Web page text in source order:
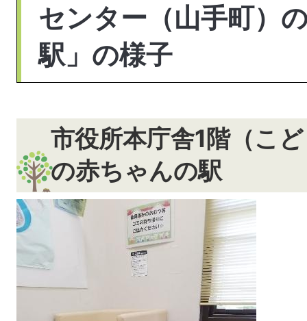
センター（山手町）
駅」の様子
市役所本庁舎1階（こ
の赤ちゃんの駅